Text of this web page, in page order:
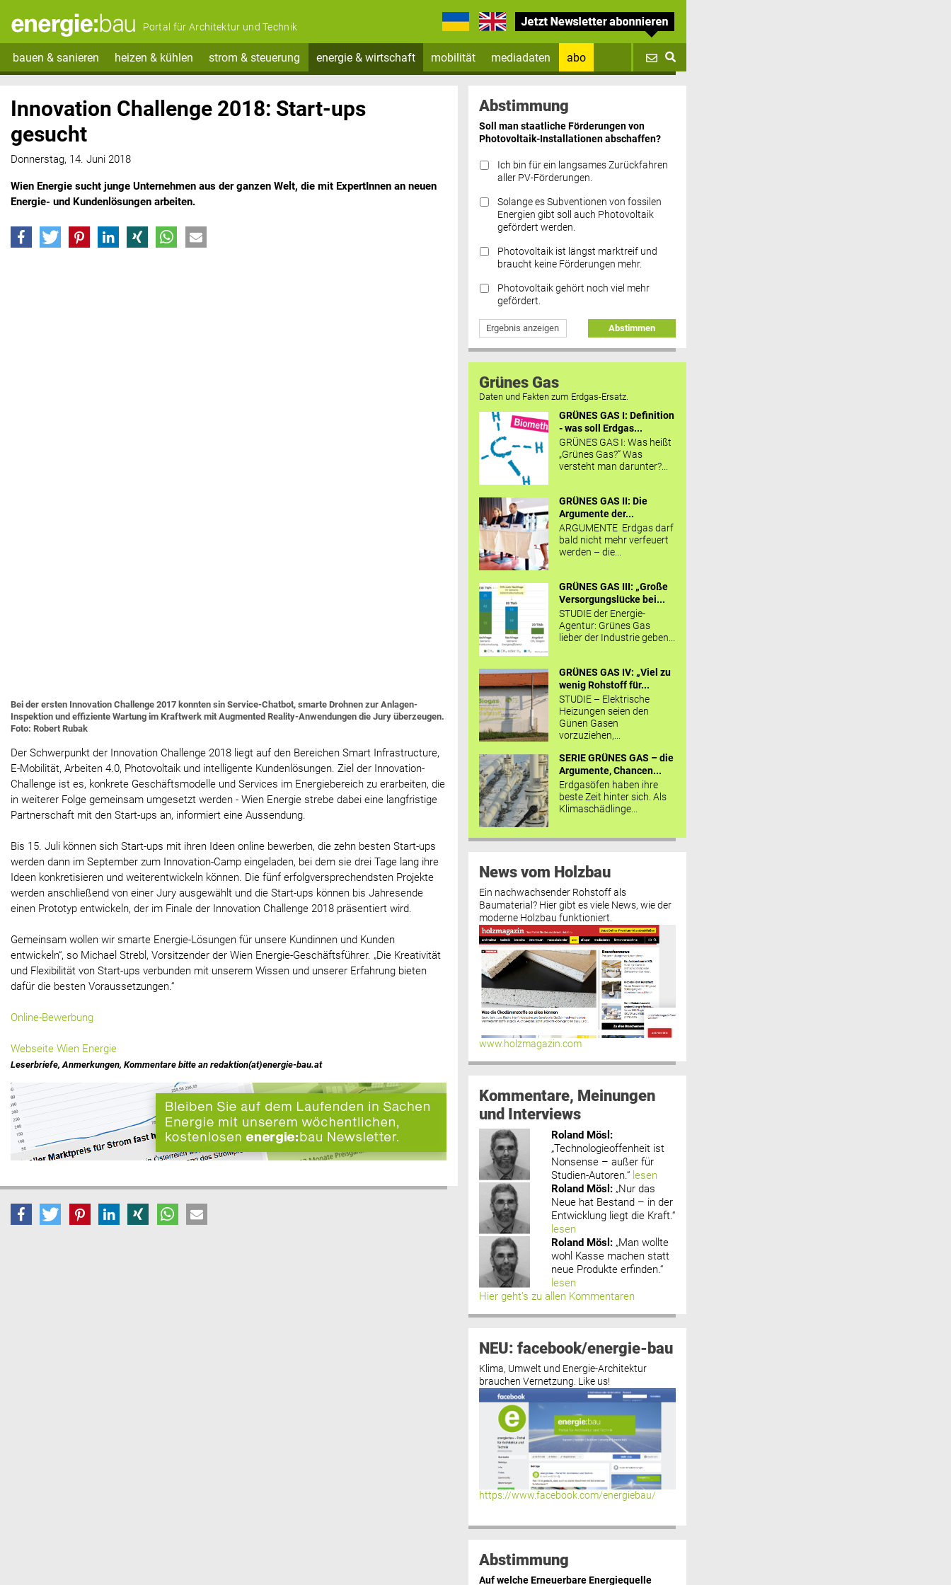
Portal für Architektur und Technik
bauen & sanieren heizen & kühlen strom & steuerung energie & wirtschaft mobilität mediadaten
abo
Datenschutz FAQs
Innovation Challenge 2018: Start-ups
gesucht
Donnerstag, 14. Juni 2018
Wien Energie sucht junge Unternehmen aus der ganzen Welt, die mit ExpertInnen an neuen
Energie- und Kundenlösungen arbeiten.
Bei der ersten Innovation Challenge 2017 konnten sin Service-Chatbot, smarte Drohnen zur Anlagen-
Inspektion und effiziente Wartung im Kraftwerk mit Augmented Reality-Anwendungen die Jury überzeugen.
Foto: Robert Rubak
Der Schwerpunkt der Innovation Challenge 2018 liegt auf den Bereichen Smart Infrastructure,
E-Mobilität, Arbeiten 4.0, Photovoltaik und intelligente Kundenlösungen. Ziel der Innovation-
Challenge ist es, konkrete Geschäftsmodelle und Services im Energiebereich zu erarbeiten, die
in weiterer Folge gemeinsam umgesetzt werden - Wien Energie strebe dabei eine langfristige
Partnerschaft mit den Start-ups an, informiert eine Aussendung.
Bis 15. Juli können sich Start-ups mit ihren Ideen online bewerben, die zehn besten Start-ups
werden dann im September zum Innovation-Camp eingeladen, bei dem sie drei Tage lang ihre
Ideen konkretisieren und weiterentwickeln können. Die fünf erfolgversprechendsten Projekte
werden anschließend von einer Jury ausgewählt und die Start-ups können bis Jahresende
einen Prototyp entwickeln, der im Finale der Innovation Challenge 2018 präsentiert wird.
Gemeinsam wollen wir smarte Energie-Lösungen für unsere Kundinnen und Kunden
entwickeln“, so Michael Strebl, Vorsitzender der Wien Energie-Geschäftsführer. „Die Kreativität
und Flexibilität von Start-ups verbunden mit unserem Wissen und unserer Erfahrung bieten
dafür die besten Voraussetzungen.“
Online-Bewerbung
Webseite Wien Energie
Leserbriefe, Anmerkungen, Kommentare bitte an redaktion(at)energie-bau.at
Abstimmung
Soll man staatliche Förderungen von
Photovoltaik-Installationen abschaffen?
Ich bin für ein langsames Zurückfahren
aller PV-Förderungen.
Solange es Subventionen von fossilen
Energien gibt soll auch Photovoltaik
gefördert werden.
Photovoltaik ist längst marktreif und
braucht keine Förderungen mehr.
Photovoltaik gehört noch viel mehr
gefördert.
Ergebnis anzeigen Abstimmen
Grünes Gas
Daten und Fakten zum Erdgas-Ersatz.
GRÜNES GAS I: Definition
- was soll Erdgas...
GRÜNES GAS I: Was heißt
„Grünes Gas?“ Was
versteht man darunter?...
GRÜNES GAS II: Die
Argumente der...
ARGUMENTE Erdgas darf
bald nicht mehr verfeuert
werden – die...
GRÜNES GAS III: „Große
Versorgungslücke bei...
STUDIE der Energie-
Agentur: Grünes Gas
lieber der Industrie geben...
GRÜNES GAS IV: „Viel zu
wenig Rohstoff für...
STUDIE – Elektrische
Heizungen seien den
Günen Gasen
vorzuziehen,...
SERIE GRÜNES GAS – die
Argumente, Chancen...
Erdgasöfen haben ihre
beste Zeit hinter sich. Als
Klimaschädlinge...
News vom Holzbau
Ein nachwachsender Rohstoff als
Baumaterial? Hier gibt es viele News, wie der
moderne Holzbau funktioniert.
www.holzmagazin.com
Kommentare, Meinungen
und Interviews
Roland Mösl :
„Technologieoffenheit ist
Nonsense – außer für
Studien-Autoren.“ lesen
Roland Mösl : „Nur das
Neue hat Bestand – in der
Entwicklung liegt die Kraft.“
lesen
Roland Mösl : „Man wollte
wohl Kasse machen statt
neue Produkte erfinden.“
lesen
Hier geht’s zu allen Kommentaren
NEU: facebook/energie-bau
Klima, Umwelt und Energie-Architektur
brauchen Vernetzung. Like us!
https://www.facebook.com/energiebau/
Abstimmung
Auf welche Erneuerbare Energiequelle